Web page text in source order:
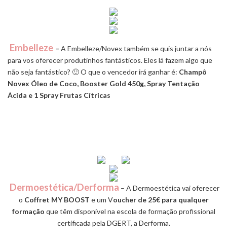
Embelleze – A Embelleze/Novex também se quis juntar a nós
para vos oferecer produtinhos fantásticos. Eles lá fazem algo que
não seja fantástico? 🙂 O que o vencedor irá ganhar é: Champô
Novex Óleo de Coco, Booster Gold 450g, Spray Tentação
Ácida e 1 Spray Frutas Cítricas
Dermoestética/Derforma – A Dermoestética vai oferecer
o Coffret MY BOOST e um Voucher de 25€ para qualquer
formação que têm disponível na escola de formação profissional
certificada pela DGERT, a Derforma.